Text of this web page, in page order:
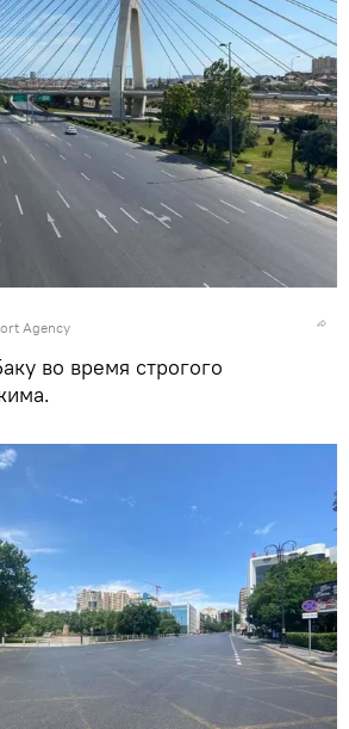
Agency
во время строгого